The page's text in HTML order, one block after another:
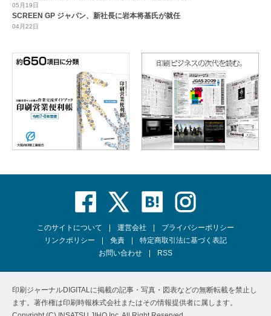
05月19日
SCREEN GP ジャパン、新社長に岩本将基氏が就任
04月22日
このサイトについて 運営会社
プライバシーポリシー
リンクポリシー
免責
特定商取引法に基づく表記
お問い合わせ
RSS
印刷ジャーナルDIGITALに掲載の記事・写真・図表などの無断転載を禁止し
ます。著作権は印刷時報株式会社またはその情報提供者に属します。